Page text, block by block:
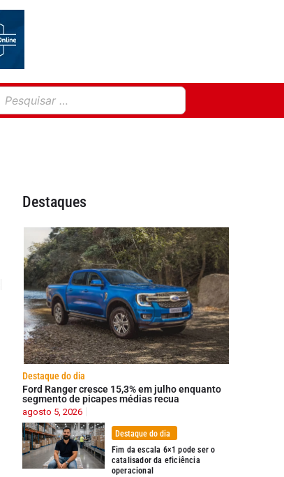
Destaques
Destaque do dia
Ford Ranger cresce 15,3% em julho enquanto
segmento de picapes médias recua
agosto 5, 2026
Destaque do dia
Fim da escala 6×1 pode ser o
catalisador da eficiência
operacional